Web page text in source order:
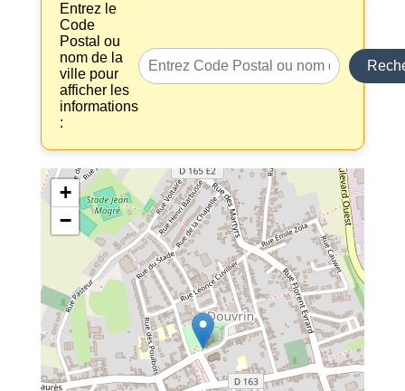
Entrez le
Code
Postal ou
nom de la
ville pour
afficher les
informations
:
+
−